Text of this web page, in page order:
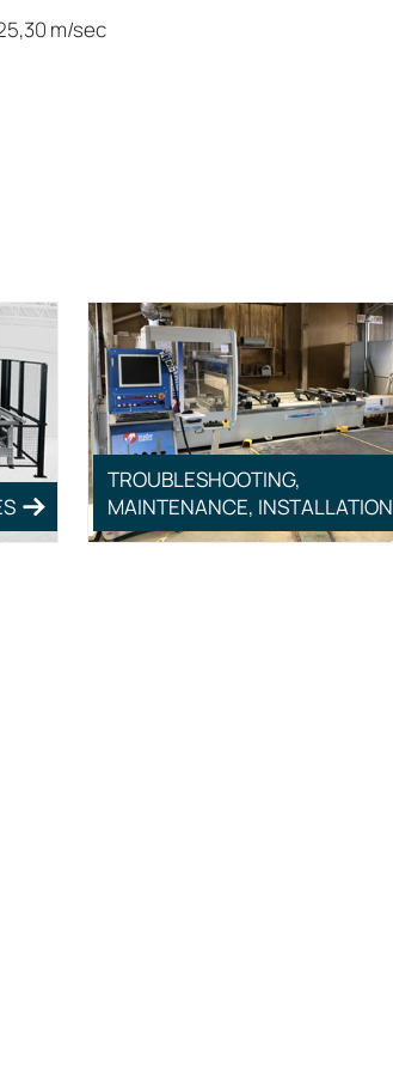
m/sec
TROUBLESHOOTING,
MAINTENANCE, INSTALLATION